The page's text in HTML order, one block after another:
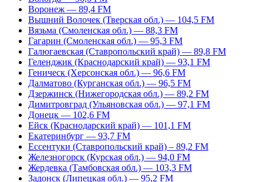
Воронеж — 89,4 FM
Вышний Волочек (Тверская обл.) — 104,5 FM
Вязьма (Смоленская обл.) — 88,3 FM
Гагарин (Смоленская обл.) — 95,3 FM
Галюгаевская (Ставропольский край) — 89,8 FM
Геленджик (Краснодарский край) — 93,1 FM
Геническ (Херсонская обл.) — 96,6 FM
Далматово (Курганская обл.) — 96,5 FM
Дзержинск (Нижегородская обл.) — 89,2 FM
Димитровград (Ульяновская обл.) — 97,1 FM
Донецк — 102,6 FM
Ейск (Краснодарский край) — 101,1 FM
Екатеринбург — 93,7 FM
Ессентуки (Ставропольский край) – 89,2 FM
Железногорск (Курская обл.) — 94,0 FM
Жердевка (Тамбовская обл.) — 103,3 FM
Задонск (Липецкая обл.) — 95,2 FM